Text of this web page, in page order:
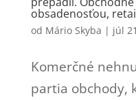
obsadenosťou,
od Mário Skyba | júl
Komerčné
partia obchody,